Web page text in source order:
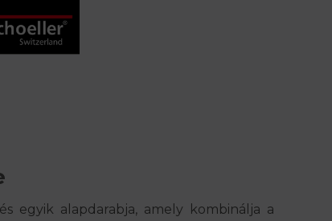
egyik alapdarabja, amely kombinálja a